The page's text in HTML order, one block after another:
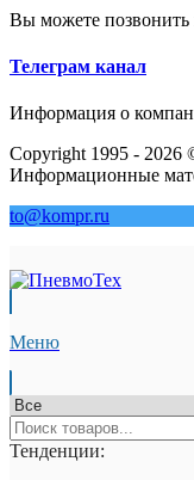
Вы можете позвонить
Телеграм канал
Информация о
Copyright 1995 -
Информационные
to@kompr.ru
Меню
Тенденции: